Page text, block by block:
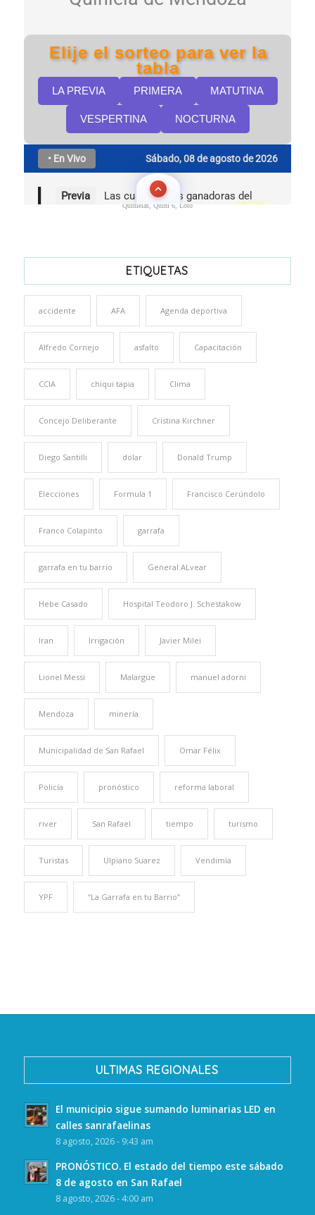
Quinielas, Quini 6, Loto
ETIQUETAS
accidente AFA Agenda deportiva
Alfredo Cornejo asfalto Capacitación
CCIA chiqui tapia Clima
Concejo Deliberante Cristina Kirchner
Diego Santilli dolar Donald Trump
Elecciones Formula 1 Francisco Cerúndolo
Franco Colapinto garrafa
garrafa en tu barrio General ALvear
Hebe Casado Hospital Teodoro J. Schestakow
Iran Irrigación Javier Milei
Lionel Messi Malargüe manuel adorni
Mendoza minería
Municipalidad de San Rafael Omar Félix
Policía pronóstico reforma laboral
river San Rafael tiempo turismo
Turistas Ulpiano Suarez Vendimia
YPF “La Garrafa en tu Barrio”
ULTIMAS REGIONALES
El municipio sigue sumando luminarias LED en
calles sanrafaelinas
8 agosto, 2026 - 9:43 am
PRONÓSTICO. El estado del tiempo este sábado
8 de agosto en San Rafael
8 agosto, 2026 - 4:00 am